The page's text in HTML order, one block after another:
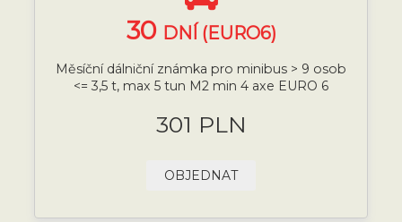
30 DNÍ (EURO6)
Měsíční dálniční známka pro minibus > 9 osob
<= 3,5 t, max 5 tun M2 min 4 axe EURO 6
301 PLN
OBJEDNAT